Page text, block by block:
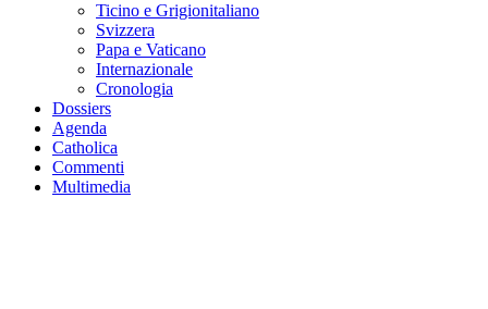
Ticino e Grigionitaliano
Svizzera
Papa e Vaticano
Internazionale
Cronologia
Dossiers
Agenda
Catholica
Commenti
Multimedia